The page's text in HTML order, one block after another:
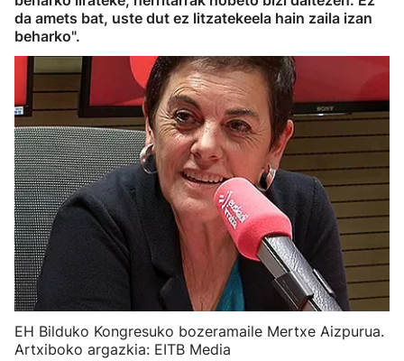
da amets bat, uste dut ez litzatekeela hain zaila izan
beharko".
EH Bilduko Kongresuko bozeramaile Mertxe Aizpurua.
Artxiboko argazkia: EITB Media